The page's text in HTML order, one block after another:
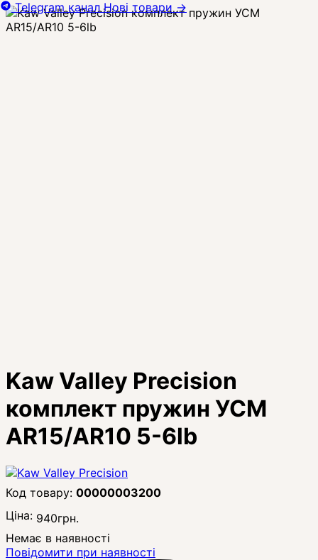
Kaw Valley Precision
комплект пружин УСМ
AR15/AR10 5-6lb
00000003200
Ціна: 940грн.
Немає в наявності
Повідомити при наявності
Telegram канал Нові товари→